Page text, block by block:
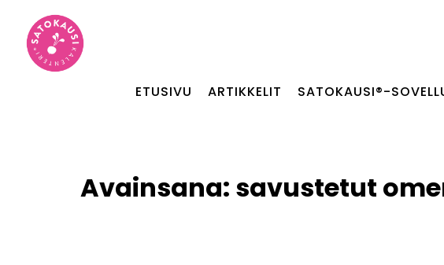
ETUSIVU ARTIKKELIT SATOKAUSI®-
Avainsana: savustetut